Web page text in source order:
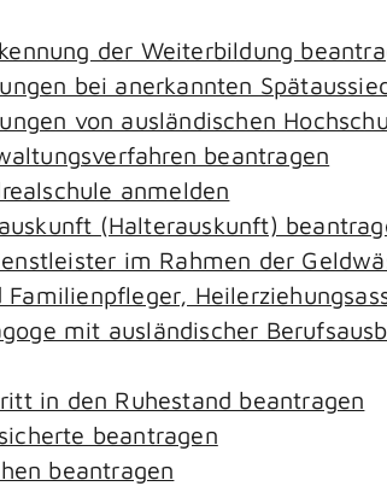
der Weiterbildung
bei anerkannten
von ausländischen
beantragen
anmelden
(Halterauskunft)
im Rahmen der
mit ausländischer
in den Ruhestand beantragen
beantragen
beantragen